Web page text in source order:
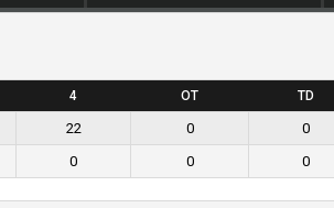
4 OT TD
22 0 0
0 0 0